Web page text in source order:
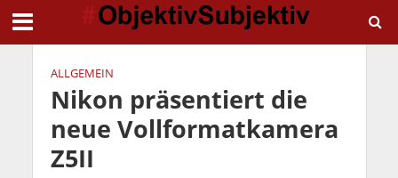
ALLGEMEIN
Nikon präsentiert die
neue Vollformatkamera
Z5II